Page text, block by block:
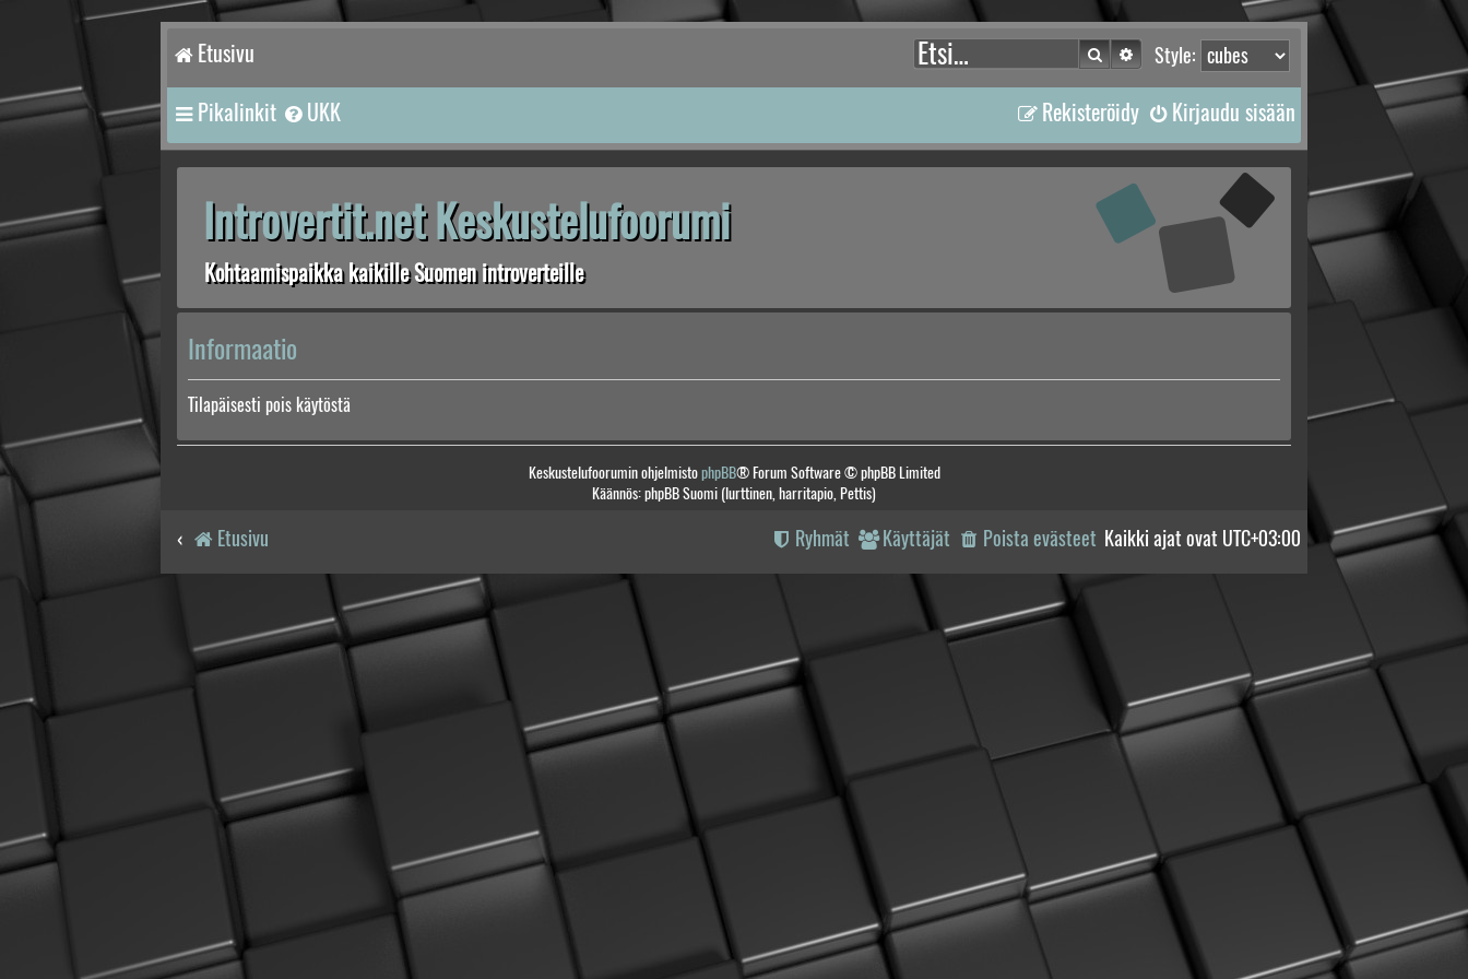
Etusivu Style:
Etsi Tarkennettu haku
Pikalinkit UKK Kirjaudu sisään
Rekisteröidy
Introvertit.net Keskustelufoorumi
Kohtaamispaikka kaikille Suomen introverteille
Informaatio
Tilapäisesti pois käytöstä
Keskustelufoorumin ohjelmistophpBB® Forum Software © phpBB Limited
Käännös: phpBB Suomi (lurttinen, harritapio, Pettis)
Etusivu Kaikki ajat ovat UTC+03:00
Poista evästeet
Käyttäjät
Ryhmät